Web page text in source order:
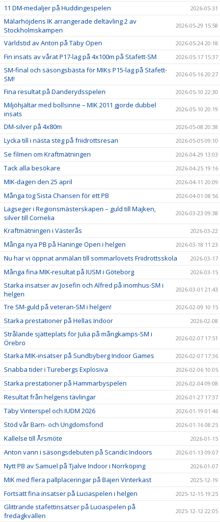
11 DM-medaljer på Huddingespelen 2026-05-31
Mälarhöjdens IK arrangerade deltävling 2 av
Stockholmskampen
2026-05-29 15:58
Världstid av Anton på Täby Open 2026-05-24 20:18
Fin insats av vårat P17-lag på 4x100m på Stafett-SM 2026-05-17 15:37
SM-final och säsongsbästa för MIKs P15-lag på Stafett-
SM!
2026-05-16 20:27
Fina resultat på Danderydsspelen 2026-05-10 22:30
Miljöhjältar med bollsinne – MIK 2011 gjorde dubbel
insats
2026-05-10 20:19
DM-silver på 4x80m 2026-05-08 20:38
Lycka till i nästa steg på friidrottsresan 2026-05-05 09:10
Se filmen om Kraftmätningen 2026-04-29 13:03
Tack alla besökare 2026-04-25 19:16
MIK-dagen den 25 april 2026-04-11 20:09
Många tog Sista Chansen för ett PB 2026-04-01 08:56
Lagseger i Regionsmästerskapen – guld till Majken,
silver till Cornelia
2026-03-23 09:38
Kraftmätningen i Västerås 2026-03-22
Många nya PB på Haninge Open i helgen 2026-03-18 11:23
Nu har vi öppnat anmälan till sommarlovets Friidrottsskola 2026-03-17
Många fina MIK-resultat på IUSM i Göteborg 2026-03-15
Starka insatser av Josefin och Alfred på inomhus-SM i
helgen
2026-03-01 21:43
Tre SM-guld på veteran-SM i helgen! 2026-02-09 10:15
Starka prestationer på Hellas Indoor 2026-02-08
Strålande sjätteplats för Julia på mångkamps-SM i
Örebro
2026-02-07 17:51
Starka MIK-insatser på Sundbyberg Indoor Games 2026-02-07 17:36
Snabba tider i Turebergs Explosiva 2026-02-06 10:05
Starka prestationer på Hammarbyspelen 2026-02-04 09:08
Resultat från helgens tävlingar 2026-01-27 17:37
Täby Vinterspel och IUDM 2026 2026-01-19 01:46
Stöd vår Barn- och Ungdomsfond 2026-01-16 08:25
Kallelse till Årsmöte 2026-01-15
Anton vann i säsongsdebuten på Scandic Indoors 2026-01-13 09:07
Nytt PB av Samuel på Tjalve Indoor i Norrköping 2026-01-07
MIK med flera pallplaceringar på Bajen Vinterkast 2025-12-19
Fortsatt fina insatser på Luciaspelen i helgen 2025-12-15 19:25
Glittrande stafettinsatser på Luciaspelen på
fredagkvällen
2025-12-12 22:05